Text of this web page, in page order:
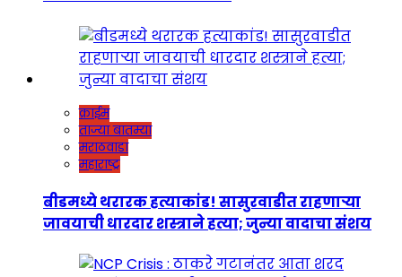
क्राईम
ताज्या बातम्या
मराठवाडा
महाराष्ट्र
बीडमध्ये थरारक हत्याकांड! सासुरवाडीत राहणाऱ्या
जावयाची धारदार शस्त्राने हत्या; जुन्या वादाचा संशय